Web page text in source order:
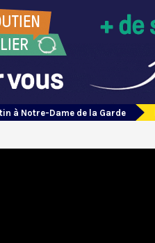
à Notre-Dame de la Garde